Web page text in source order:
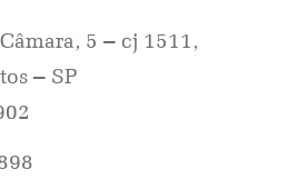
5 – cj 1511,
– SP